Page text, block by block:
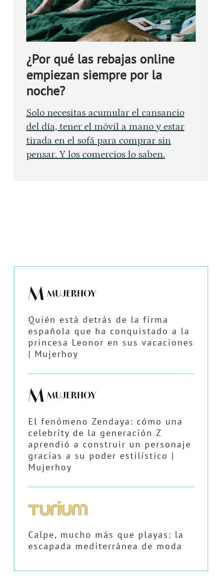
¿Por qué las rebajas online
empiezan siempre por la
noche?
Solo necesitas acumular el cansancio
del día, tener el móvil a mano y estar
tirada en el sofá para comprar sin
pensar. Y los comercios lo saben.
Quién está detrás de la firma
española que ha conquistado a la
princesa Leonor en sus vacaciones
| Mujerhoy
El fenómeno Zendaya: cómo una
celebrity de la generación Z
aprendió a construir un personaje
gracias a su poder estilístico |
Mujerhoy
Calpe, mucho más que playas: la
escapada mediterránea de moda